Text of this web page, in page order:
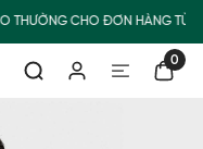
THƯỜNG CHO ĐƠN HÀNG TỪ
0